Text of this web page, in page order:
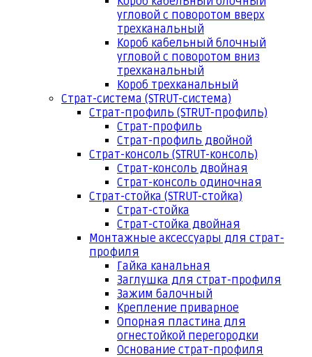
угловой с поворотом вверх
трехканальный
Короб кабельный блочный
угловой с поворотом вниз
трехканальный
Короб трехканальный
Страт-система (STRUT-система)
Страт-профиль (STRUT-профиль)
Страт-профиль
Страт-профиль двойной
Страт-консоль (STRUT-консоль)
Страт-консоль двойная
Страт-консоль одиночная
Страт-стойка (STRUT-стойка)
Страт-стойка
Страт-стойка двойная
Монтажные аксессуары для страт-
профиля
Гайка канальная
Заглушка для страт-профиля
Зажим балочный
Крепление приварное
Опорная пластина для
огнестойкой перегородки
Основание страт-профиля